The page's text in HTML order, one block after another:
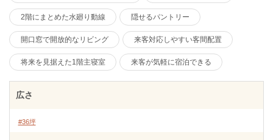
2階にまとめた水廻り動線 隠せるパントリー
開口窓で開放的なリビング 来客対応しやすい客間配置
将来を見据えた1階主寝室 来客が気軽に宿泊できる
広さ
#36坪